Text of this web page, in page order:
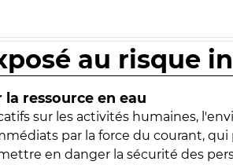
au risque
ressource en eau
sur les activités humaines,
par la force du courant,
en danger la sécurité des